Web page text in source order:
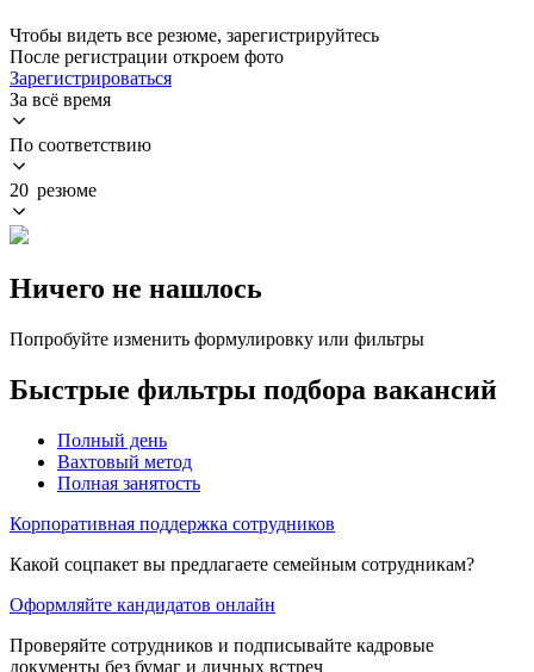
Чтобы видеть все резюме, зарегистрируйтесь
После регистрации откроем фото
Зарегистрироваться
За всё время
По соответствию
20 резюме
Ничего не нашлось
Попробуйте изменить формулировку или фильтры
Быстрые фильтры подбора вакансий
Полный день
Вахтовый метод
Полная занятость
Корпоративная поддержка сотрудников
Какой соцпакет вы предлагаете семейным сотрудникам?
Оформляйте кандидатов онлайн
Проверяйте сотрудников и подписывайте кадровые
документы без бумаг и личных встреч